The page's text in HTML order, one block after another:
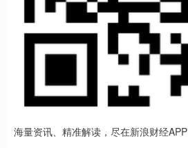
海量资讯、精准解读，尽在新浪财经APP